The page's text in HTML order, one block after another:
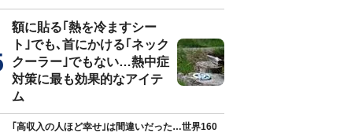
額に貼る｢熱を冷ますシー
ト｣でも､首にかける｢ネック
クーラー｣でもない…熱中症
対策に最も効果的なアイテ
ム
｢高収入の人ほど幸せ｣は間違いだった…世界160